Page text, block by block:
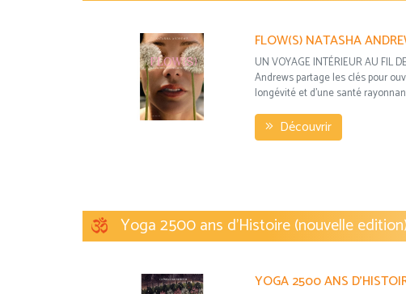
FLOW(S) NATASHA
UN VOYAGE INTÉRIEUR AU FIL
Andrews partage les clés pour
longévité et d'une santé
Découvrir
Yoga 2500 ans d'Histoire (nouvelle